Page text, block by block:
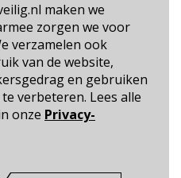
maken we
zorgen we voor
verzamelen ook
van de website,
en gebruiken
verbeteren. Lees alle
onze Privacy-